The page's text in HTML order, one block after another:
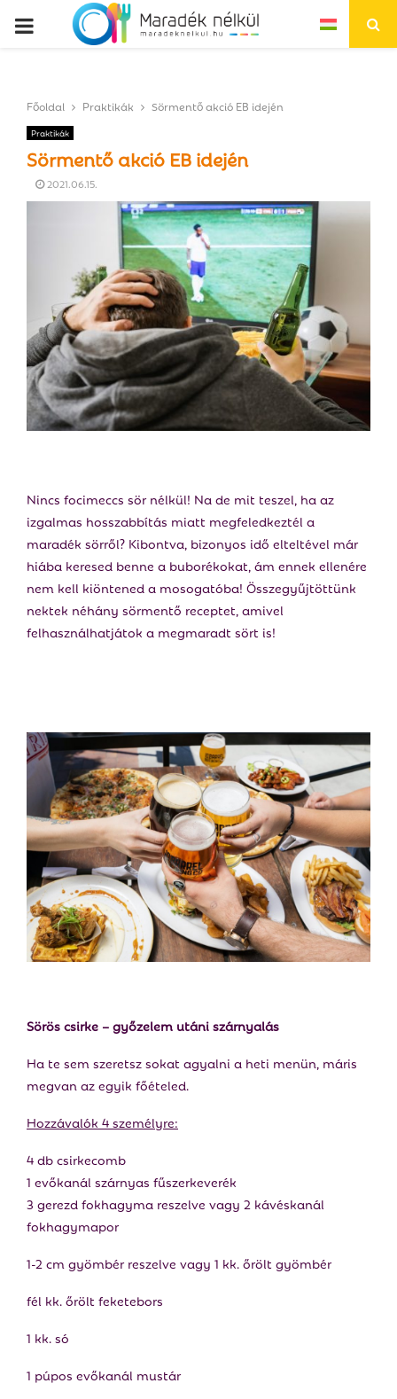
P
M
M
U
Főoldal Praktikák Sörmentő akció EB idején
Praktikák
Sörmentő akció EB idején
2021.06.15.
Nincs focimeccs sör nélkül! Na de mit teszel, ha az
izgalmas hosszabbítás miatt megfeledkeztél a
maradék sörről? Kibontva, bizonyos idő elteltével már
hiába keresed benne a buborékokat, ám ennek ellenére
nem kell kiöntened a mosogatóba! Összegyűjtöttünk
nektek néhány sörmentő receptet, amivel
felhasználhatjátok a megmaradt sört is!
Sörös csirke – győzelem utáni szárnyalás
Ha te sem szeretsz sokat agyalni a heti menün, máris
megvan az egyik főételed.
Hozzávalók 4 személyre:
4 db csirkecomb
1 evőkanál szárnyas fűszerkeverék
3 gerezd fokhagyma reszelve vagy 2 kávéskanál
fokhagymapor
1-2 cm gyömbér reszelve vagy 1 kk. őrölt gyömbér
fél kk. őrölt feketebors
1 kk. só
1 púpos evőkanál mustár